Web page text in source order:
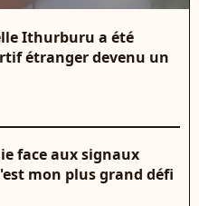
Ithurburu a été
étranger devenu un
face aux signaux
mon plus grand défi